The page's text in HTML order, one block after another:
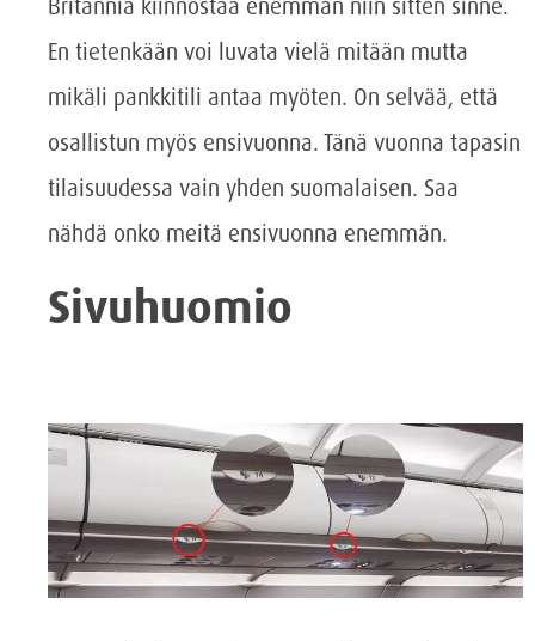
Britannia kiinnostaa enemmän niin sitten sinne.
En tietenkään voi luvata vielä mitään mutta
mikäli pankkitili antaa myöten. On selvää, että
osallistun myös ensivuonna. Tänä vuonna tapasin
tilaisuudessa vain yhden suomalaisen. Saa
nähdä onko meitä ensivuonna enemmän.
Sivuhuomio